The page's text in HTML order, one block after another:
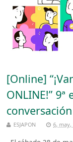
[Online]
ONLINE!”
ESJAPON 6, may,